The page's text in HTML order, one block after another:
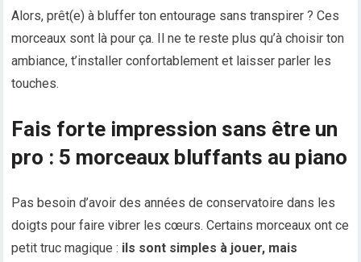
Alors, prêt(e) à bluffer ton entourage sans transpirer ? Ces
morceaux sont là pour ça. Il ne te reste plus qu’à choisir ton
ambiance, t’installer confortablement et laisser parler les
touches.
Fais forte impression sans être un
pro : 5 morceaux bluffants au piano
Pas besoin d’avoir des années de conservatoire dans les
doigts pour faire vibrer les cœurs. Certains morceaux ont ce
petit truc magique : ils sont simples à jouer, mais